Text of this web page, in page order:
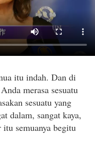
itu indah. Dan di
merasa sesuatu
sesuatu yang
dalam, sangat kaya,
semuanya begitu